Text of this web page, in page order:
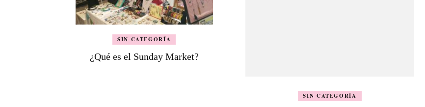
SIN CATEGORÍA
¿Qué es el Sunday Market?
SIN CATEGORÍA